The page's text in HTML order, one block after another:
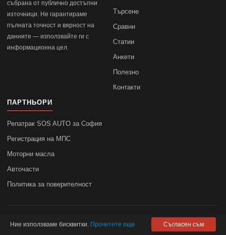
събрана от публично достъпни
източници. Не гарантираме
пълната точност и вярност на
данните — използвайте ги с
информационна цел.
Търсене
Сравни
Статии
Анкети
Полезно
Контакти
ПАРТНЬОРИ
Репатрак SOS AUTO за София
Регистрация на МПС
Моторни масла
Авточасти
Политика за поверителност
autodata.bg не носи отговорност за точността на данните.
Ние използваме бисквитки. Прочетете още Съгласен съм